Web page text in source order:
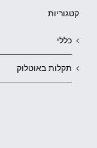
קטגוריות
כללי
תקלות באוטלוק